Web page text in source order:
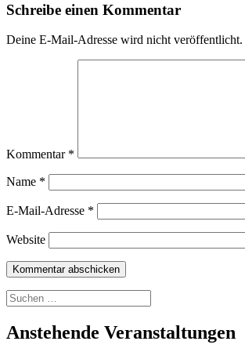
Schreibe einen Kommentar
Deine E-Mail-Adresse wird nicht veröffentlicht.
Kommentar *
Name *
E-Mail-Adresse *
Website
Suchen
nach:
Anstehende Veranstaltungen